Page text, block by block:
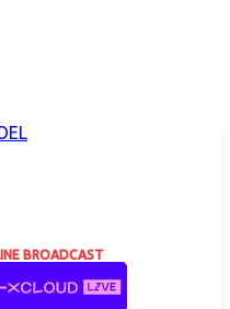
BROADCAST